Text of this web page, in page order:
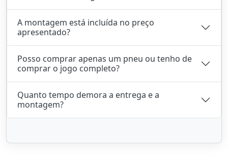
A montagem está incluída no preço
apresentado?
Posso comprar apenas um pneu ou tenho de
comprar o jogo completo?
Quanto tempo demora a entrega e a
montagem?